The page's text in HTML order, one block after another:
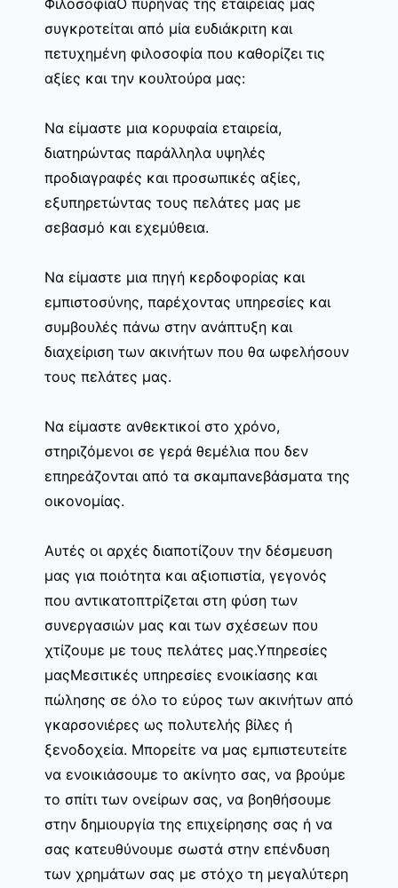
συγκροτείται από μία ευδιάκριτη και
πετυχημένη φιλοσοφία που καθορίζει τις
αξίες και την κουλτούρα μας:
Να είμαστε μια κορυφαία εταιρεία,
διατηρώντας παράλληλα υψηλές
προδιαγραφές και προσωπικές αξίες,
εξυπηρετώντας τους πελάτες μας με
σεβασμό και εχεμύθεια.
Να είμαστε μια πηγή κερδοφορίας και
εμπιστοσύνης, παρέχοντας υπηρεσίες και
συμβουλές πάνω στην ανάπτυξη και
διαχείριση των ακινήτων που θα ωφελήσουν
τους πελάτες μας.
Να είμαστε ανθεκτικοί στο χρόνο,
στηριζόμενοι σε γερά θεμέλια που δεν
επηρεάζονται από τα σκαμπανεβάσματα της
οικονομίας.
Αυτές οι αρχές διαποτίζουν την δέσμευση
μας για ποιότητα και αξιοπιστία, γεγονός
που αντικατοπτρίζεται στη φύση των
συνεργασιών μας και των σχέσεων που
χτίζουμε με τους πελάτες μας.Υπηρεσίες
μαςΜεσιτικές υπηρεσίες ενοικίασης και
πώλησης σε όλο το εύρος των ακινήτων από
γκαρσονιέρες ως πολυτελής βίλες ή
ξενοδοχεία. Μπορείτε να μας εμπιστευτείτε
να ενοικιάσουμε το ακίνητο σας, να βρούμε
το σπίτι των ονείρων σας, να βοηθήσουμε
στην δημιουργία της επιχείρησης σας ή να
σας κατευθύνουμε σωστά στην επένδυση
των χρημάτων σας με στόχο τη μεγαλύτερη